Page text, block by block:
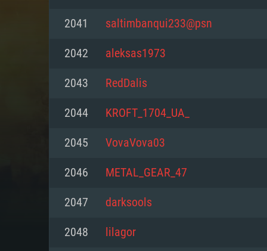
2041 saltimbanqui233@psn
2042 aleksas1973
2043 RedDalis
2044 KROFT_1704_UA_
2045 VovaVova03
2046 METAL_GEAR_47
2047 darksools
2048 lilagor